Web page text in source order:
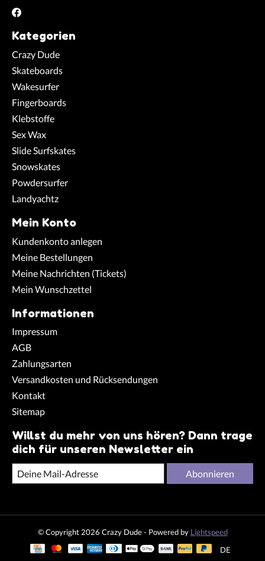
Kategorien
Crazy Dude
Skateboards
Wakesurfer
Fingerboards
Klebstoffe
Sex Wax
Slide Surfskates
Snowskates
Powdersurfer
Landyachtz
Mein Konto
Kundenkonto anlegen
Meine Bestellungen
Meine Nachrichten (Tickets)
Mein Wunschzettel
Informationen
Impressum
AGB
Zahlungsarten
Versandkosten und Rücksendungen
Kontakt
Sitemap
Willst du mehr von uns hören? Dann trage
dich für unseren Newsletter ein
Abonnieren
© Copyright 2026 Crazy Dude - Powered by Lightspeed
DE